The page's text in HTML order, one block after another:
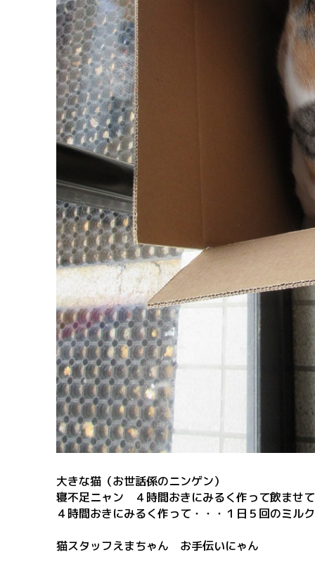
大きな猫（お世話係のニンゲン）
寝不足ニャン ４時間おきにみるく作って飲ま
４時間おきにみるく作って・・・１日５回のミル
猫スタッフえまちゃん お手伝いにゃん